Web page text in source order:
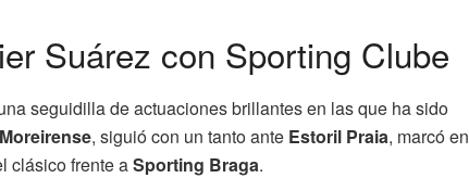
Suárez con Sporting Clube
seguidilla de actuaciones brillantes en las que ha sido
Moreirense, siguió con un tanto ante Estoril Praia, marcó en
clásico frente aSporting Braga.